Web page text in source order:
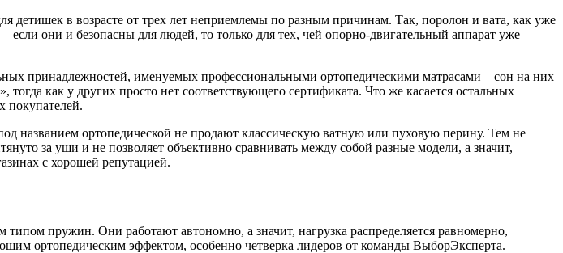
в возрасте от трех лет неприемлемы по разным причинам. Так, поролон и вата, как уже
они и безопасны для людей, то только для тех, чей опорно-двигательный аппарат уже
принадлежностей, именуемых профессиональными ортопедическими матрасами – сон на них
как у других просто нет соответствующего сертификата. Что же касается остальных
покупателей.
названием ортопедической не продают классическую ватную или пуховую перину. Тем не
за уши и не позволяет объективно сравнивать между собой разные модели, а значит,
с хорошей репутацией.
пружин. Они работают автономно, а значит, нагрузка распределяется равномерно,
ортопедическим эффектом, особенно четверка лидеров от команды ВыборЭксперта.